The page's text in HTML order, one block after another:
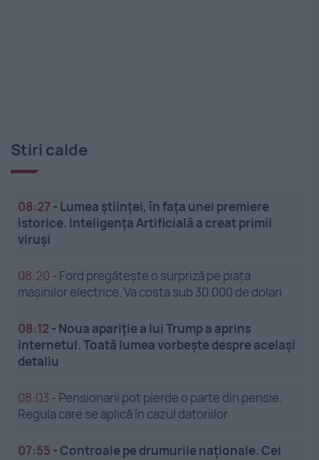
Stiri calde
08:27 - Lumea științei, în fața unei premiere
istorice. Inteligența Artificială a creat primii
viruși
08:20 - Ford pregătește o surpriză pe piața
mașinilor electrice. Va costa sub 30.000 de dolari
08:12 - Noua apariție a lui Trump a aprins
internetul. Toată lumea vorbește despre același
detaliu
08:03 - Pensionarii pot pierde o parte din pensie.
Regula care se aplică în cazul datoriilor
07:55 -Controale pe drumurile naționale. Cei